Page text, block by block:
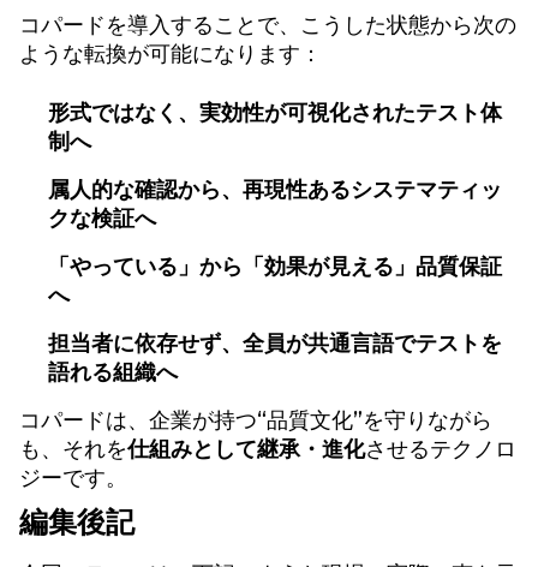
コパードを導入することで、こうした状態から次の
ような転換が可能になります：
形式ではなく、実効性が可視化されたテスト体
制へ
属人的な確認から、再現性あるシステマティッ
クな検証へ
「やっている」から「効果が見える」品質保証
へ
担当者に依存せず、全員が共通言語でテストを
語れる組織へ
コパードは、企業が持つ“品質文化”を守りながら
も、それを仕組みとして継承・進化させるテクノロ
ジーです。
編集後記